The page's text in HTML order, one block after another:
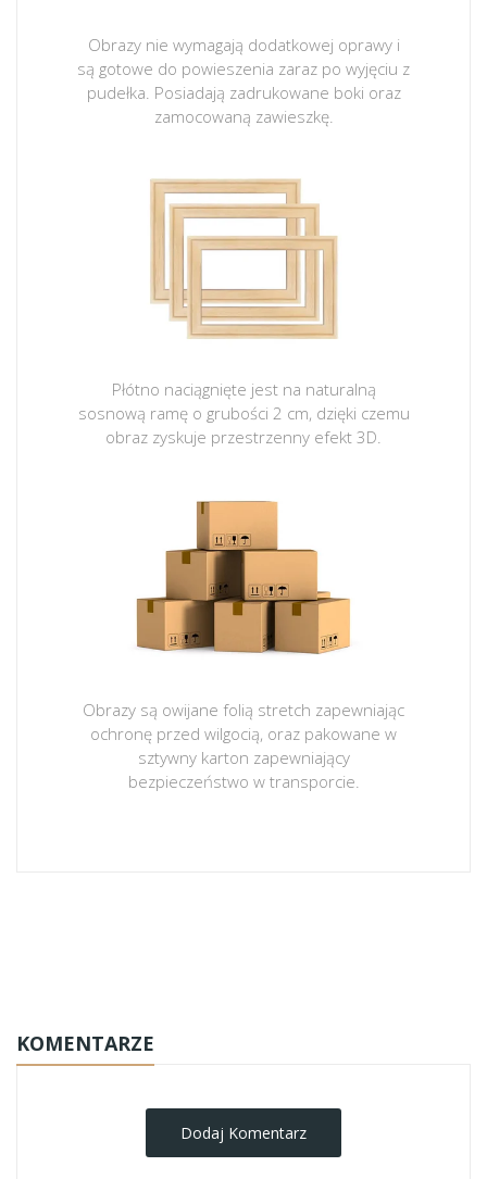
Obrazy nie wymagają dodatkowej oprawy i
są gotowe do powieszenia zaraz po wyjęciu z
pudełka. Posiadają zadrukowane boki oraz
zamocowaną zawieszkę.
Płótno naciągnięte jest na naturalną
sosnową ramę o grubości 2 cm, dzięki czemu
obraz zyskuje przestrzenny efekt 3D.
Obrazy są owijane folią stretch zapewniając
ochronę przed wilgocią, oraz pakowane w
sztywny karton zapewniający
bezpieczeństwo w transporcie.
KOMENTARZE
Dodaj Komentarz